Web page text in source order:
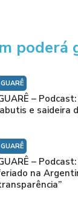
poderá
GUARÊ
–
e saideira
GUARÊ
–
na